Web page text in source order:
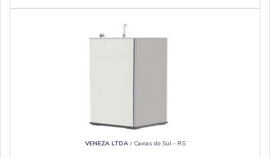
VENEZA LTDA/ Caxias do Sul - RS